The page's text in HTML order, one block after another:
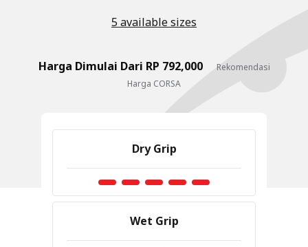
5 available sizes
Harga Dimulai Dari RP 792,000
Rekomendasi
Harga CORSA
Dry Grip
Wet Grip